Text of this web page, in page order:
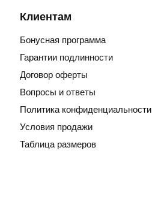
Клиентам
Бонусная программа
Гарантии подлинности
Договор оферты
Вопросы и ответы
Политика конфиденциальности
Условия продажи
Таблица размеров